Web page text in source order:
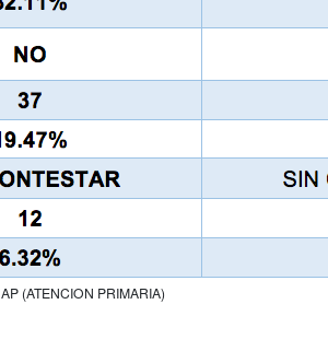
AP (ATENCION PRIMARIA)